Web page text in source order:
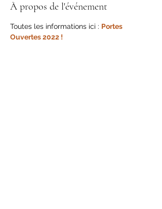
À propos de l'événement
Toutes les informations ici : Portes
Ouvertes 2022 !